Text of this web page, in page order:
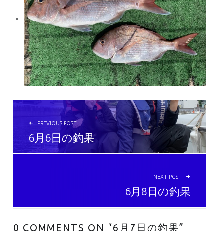
投稿ナビゲーション
PREVIOUS POST
6月6日の釣果
NEXT POST
6月8日の釣果
0 COMMENTS ON “6月7日の釣果”